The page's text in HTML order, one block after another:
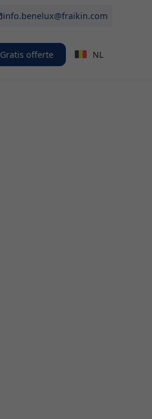
info.benelux@fraikin.com
Gratis offerte NL